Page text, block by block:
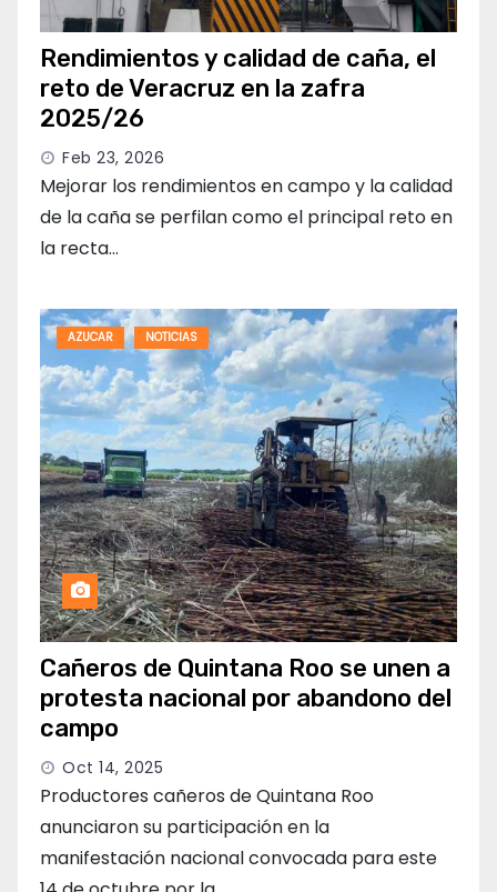
Rendimientos y calidad de caña, el
reto de Veracruz en la zafra
2025/26
Feb 23, 2026
Mejorar los rendimientos en campo y la calidad
de la caña se perfilan como el principal reto en
la recta…
AZUCAR NOTICIAS
Cañeros de Quintana Roo se unen a
protesta nacional por abandono del
campo
Oct 14, 2025
Productores cañeros de Quintana Roo
anunciaron su participación en la
manifestación nacional convocada para este